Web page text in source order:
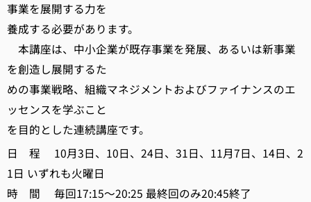
事業を展開する力を
養成する必要があります。
本講座は、中小企業が既存事業を発展、あるいは新事業
を創造し展開するた
めの事業戦略、組織マネジメントおよびファイナンスのエ
ッセンスを学ぶこと
を目的とした連続講座です。
日 程 10月3日、10日、24日、31日、11月7日、14日、2
1日 いずれも火曜日
時 間 毎回17:15～20:25 最終回のみ20:45終了